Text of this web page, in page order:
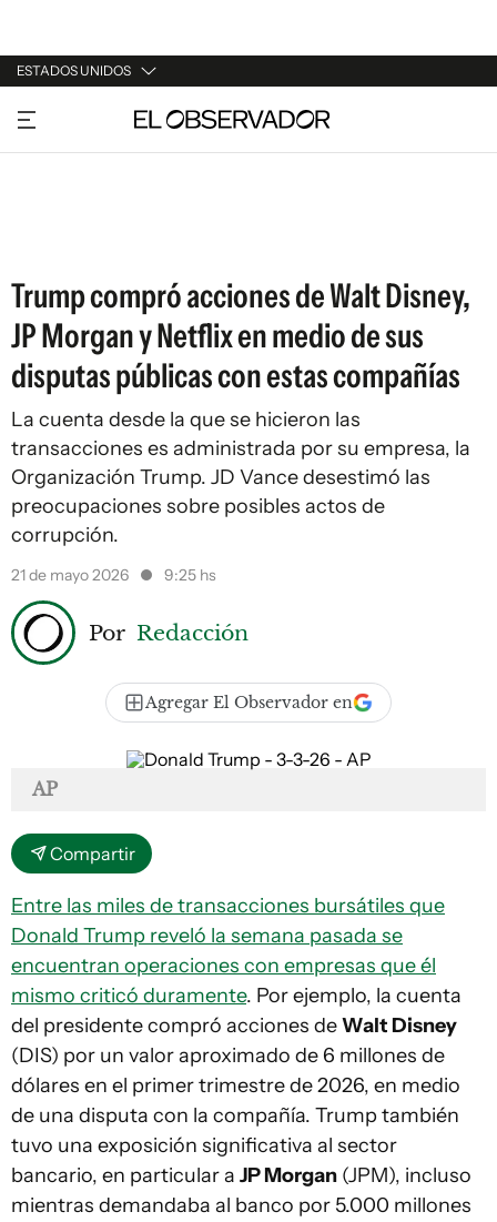
ESTADOS UNIDOS
URUGUAY
ARGENTINA
Trump compró acciones de Walt Disney,
JP Morgan y Netflix en medio de sus
disputas públicas con estas compañías
La cuenta desde la que se hicieron las
transacciones es administrada por su empresa, la
Organización Trump. JD Vance desestimó las
preocupaciones sobre posibles actos de
corrupción.
21 de mayo 2026 9:25 hs
Por Redacción
Agregar El Observador en
AP
Compartir
Entre las miles de transacciones bursátiles que
Donald Trump reveló la semana pasada se
encuentran operaciones con empresas que él
mismo criticó duramente. Por ejemplo, la cuenta
del presidente compró acciones deWalt Disney
(DIS) por un valor aproximado de 6 millones de
dólares en el primer trimestre de 2026, en medio
de una disputa con la compañía. Trump también
tuvo una exposición significativa al sector
bancario, en particular a JP Morgan (JPM), incluso
mientras demandaba al banco por 5.000 millones